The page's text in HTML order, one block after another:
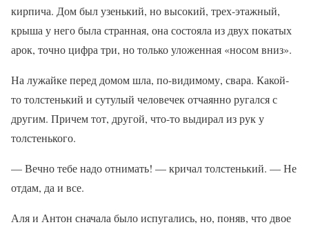
кирпича. Дом был узенький, но высокий, трех-этажный,
крыша у него была странная, она состояла из двух покатых
арок, точно цифра три, но только уложенная «носом вниз».
На лужайке перед домом шла, по-видимому, свара. Какой-
то толстенький и сутулый человечек отчаянно ругался с
другим. Причем тот, другой, что-то выдирал из рук у
толстенького.
— Вечно тебе надо отнимать! — кричал толстенький. — Не
отдам, да и все.
Аля и Антон сначала было испугались, но, поняв, что двое